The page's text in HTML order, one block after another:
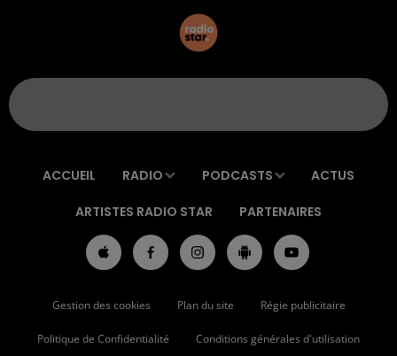
ACCUEIL RADIO PODCASTS ACTUS
ARTISTES RADIO STAR PARTENAIRES
Gestion des cookies Plan du site Régie publicitaire
Politique de Confidentialité Conditions générales d'utilisation